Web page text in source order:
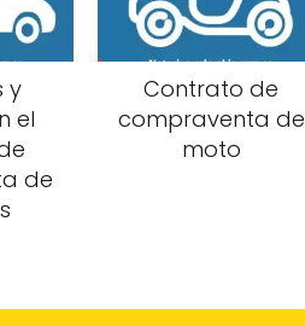
y
el
de
Contrato de
compraventa de
moto